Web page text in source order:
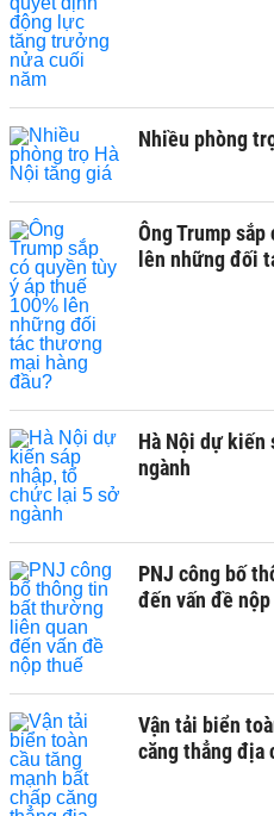
Nhiều phòng
Ông Trump
lên những đối
Hà Nội dự kiến
ngành
PNJ công bố
đến vấn đề
Vận tải biển
căng thẳng địa